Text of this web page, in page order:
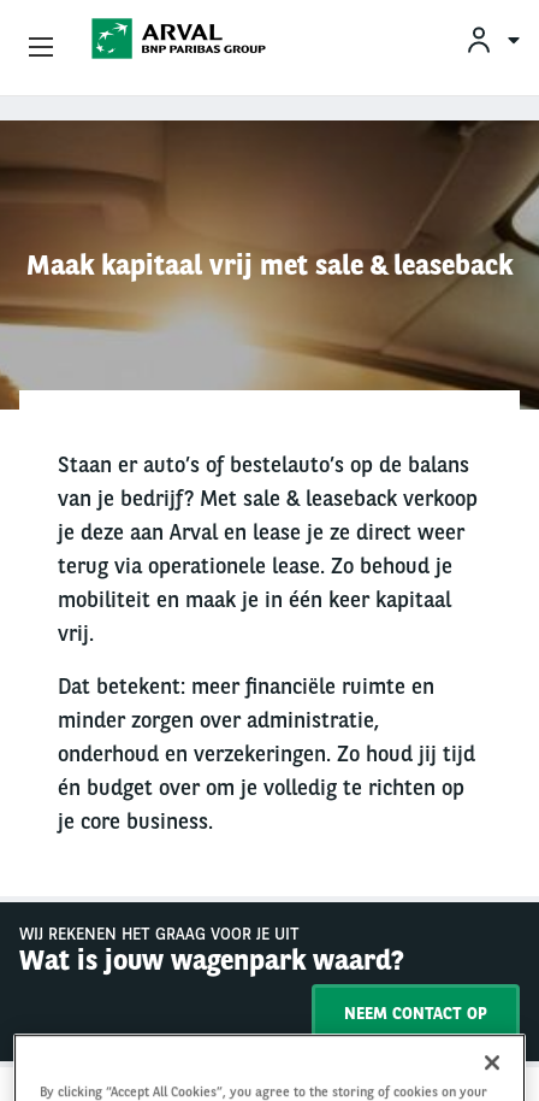
Maak kapitaal vrij met sale & leaseback
Staan er auto’s of bestelauto’s op de balans
van je bedrijf? Met sale & leaseback verkoop
je deze aan Arval en lease je ze direct weer
terug via operationele lease. Zo behoud je
mobiliteit en maak je in één keer kapitaal
vrij.
Dat betekent: meer financiële ruimte en
minder zorgen over administratie,
onderhoud en verzekeringen. Zo houd jij tijd
én budget over om je volledig te richten op
je core business.
WIJ REKENEN HET GRAAG VOOR JE UIT
Wat is jouw wagenpark waard?
NEEM CONTACT OP
Zakelijk Leasen
Occasions
By clicking “Accept All Cookies”, you agree to the storing of cookies on your